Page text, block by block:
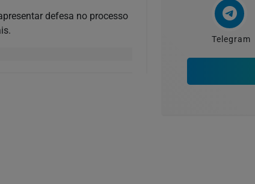
defesa no processo
Telegram